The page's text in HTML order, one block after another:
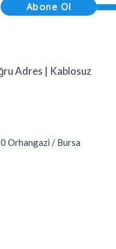
Abone Ol
Adres | Kablosuz
Orhangazi / Bursa